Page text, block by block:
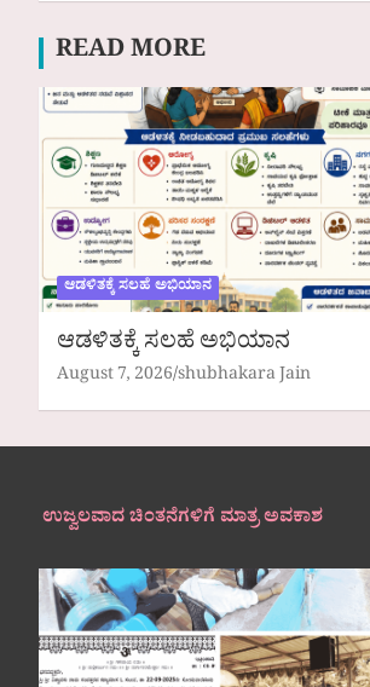
READ MORE
ಆಡಳಿತಕ್ಕೆ ಸಲಹೆ ಅಭಿಯಾನ
ಆಡಳಿತಕ್ಕೆ ಸಲಹೆ ಅಭಿಯಾನ
August 7, 2026 shubhakara Jain
ಉಜ್ವಲವಾದ ಚಿಂತನೆಗಳಿಗೆ ಮಾತ್ರ ಅವಕಾಶ